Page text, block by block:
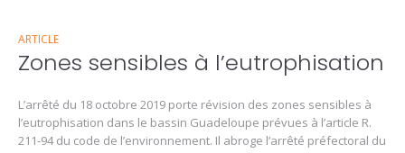
ARTICLE
Zones sensibles à l’eutrophisation
L’arrêté du 18 octobre 2019 porte révision des zones sensibles à
l’eutrophisation dans le bassin Guadeloupe prévues à l’article R.
211-94 du code de l’environnement. Il abroge l’arrêté préfectoral du